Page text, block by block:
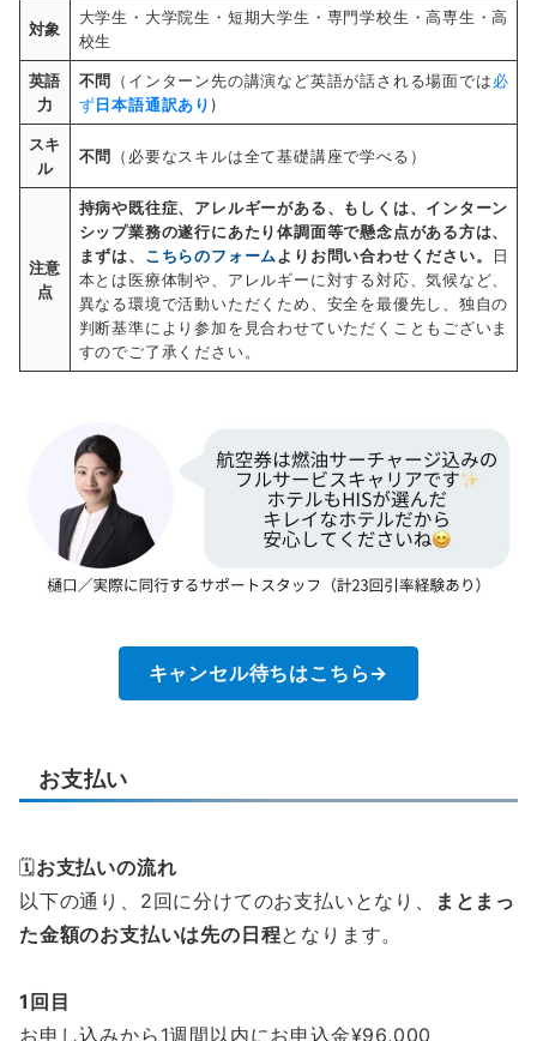
対象
大学生・大学院生・短期大学生・専門学校生・高専生・高
校生
英語
力
不問 （インターン先の講演など英語が話される場面では必
ず日本語通訳あり)
スキ
ル
不問 （必要なスキルは全て基礎講座で学べる）
注意
点
持病や既往症、アレルギーがある、もしくは、インターン
シップ業務の遂行にあたり体調面等で懸念点がある方は、
まずは、 こちらのフォーム よりお問い合わせください。
日
本とは医療体制や、アレルギーに対する対応、気候など、
異なる環境で活動いただくため、安全を最優先し、独自の
判断基準により参加を見合わせていただくこともございま
すのでご了承ください。
キャンセル待ちはこちら→
お支払い
🗓️お支払いの流れ
以下の通り、2回に分けてのお支払いとなり、
まとまっ
た金額のお支払いは先の日程となります。
1回目
お申し込みから1週間以内にお申込金¥96,000